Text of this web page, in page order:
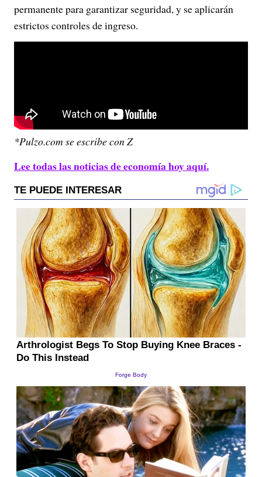
permanente para garantizar seguridad, y se aplicarán
estrictos controles de ingreso.
*Pulzo.com se escribe con Z
Lee todas las noticias de economía hoy aquí.